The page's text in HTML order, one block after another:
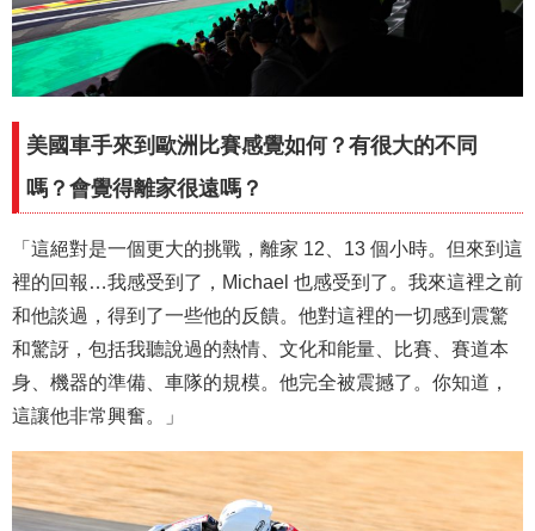
美國車手來到歐洲比賽感覺如何？有很大的不同
嗎？會覺得離家很遠嗎？
「這絕對是一個更大的挑戰，離家 12、13 個小時。但來到這
裡的回報…我感受到了，Michael 也感受到了。我來這裡之前
和他談過，得到了一些他的反饋。他對這裡的一切感到震驚
和驚訝，包括我聽說過的熱情、文化和能量、比賽、賽道本
身、機器的準備、車隊的規模。他完全被震撼了。你知道，
這讓他非常興奮。」